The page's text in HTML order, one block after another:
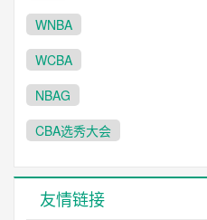
WNBA
WCBA
NBAG
CBA选秀大会
友情链接